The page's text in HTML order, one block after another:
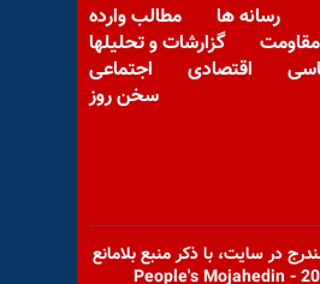
مطالب وارده
رسانه ها
گزارشات و تحلیلها
مقاومت
اجتماعی
اقتصادی
سخن روز
در سايت، با ذكر منبع بلامانع
است - © 2026 - People's Mojahedin